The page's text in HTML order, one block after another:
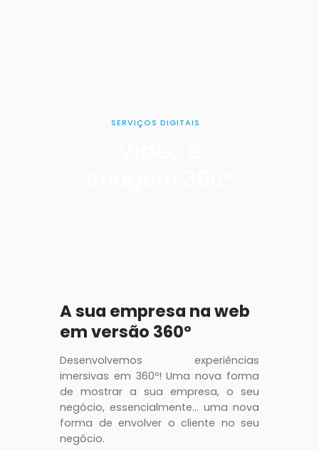
SERVIÇOS DIGITAIS
A sua empresa na web
em versão 360º
Desenvolvemos experiências
imersivas em 360º! Uma nova forma
de mostrar a sua empresa, o seu
negócio, essencialmente… uma nova
forma de envolver o cliente no seu
negócio.